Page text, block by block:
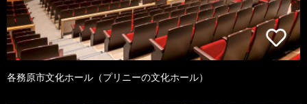
各務原市文化ホール（プリニーの文化ホール）